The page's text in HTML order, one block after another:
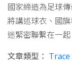
國家締造為足球
將講述球衣、國
迷緊密聯繫在一起
文章類型：